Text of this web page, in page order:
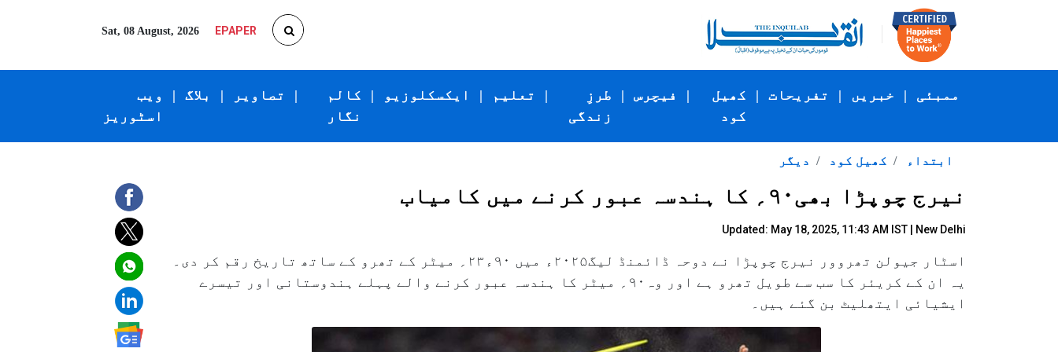
Sat, 08 August, 2026 EPAPER
ویب
اسٹوریز
| بلاگ | تصاویر |
کالم
نگار
| ایکسکلوزیو | تعلیم |
طرزِ
زندگی
| فیچرس |
کھیل
کود
| تفریحات | خبریں | ممبئی
دیگر کھیل کود ابتداء
نیرج چوپڑا بھی۹۰؍ کا ہندسہ عبور کرنے میں کامیاب
Updated: May 18, 2025, 11:43 AM IST | New Delhi
اسٹار جیولن تھروور نیرج چوپڑا نے دوحہ ڈائمنڈ لیگ۲۰۲۵ء میں ۹۰ء۲۳؍ میٹر کے تھرو کے ساتھ تاریخ رقم کر دی۔
یہ ان کے کریئر کا سب سے طویل تھرو ہے اور وہ۹۰؍ میٹر کا ہندسہ عبور کرنے والے پہلے ہندوستانی اور تیسرے
ایشیائی ایتھلیٹ بن گئے ہیں۔